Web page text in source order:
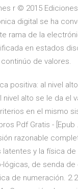
r © 2015
digital se ha
rama de la
en estados
de valores.
positiva: al nivel
alto se le da el
en el mismo
Pdf Gratis -
razonable
y la física
de senda de
de numeración.